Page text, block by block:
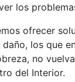
los
ofrecer
los que
no
del Interior.